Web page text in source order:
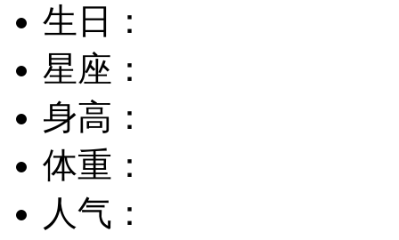
生日：
星座：
身高：
体重：
人气：